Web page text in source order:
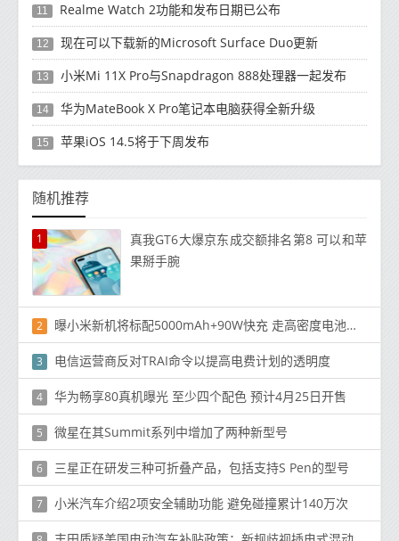
11 Realme Watch 2功能和发布日期已公布
12 现在可以下载新的Microsoft Surface Duo更新
13 小米Mi 11X Pro与Snapdragon 888处理器一起发布
14 华为MateBook X Pro笔记本电脑获得全新升级
15 苹果iOS 14.5将于下周发布
随机推荐
1
真我GT6大爆京东成交额排名第8 可以和苹
果掰手腕
2 曝小米新机将标配5000mAh+90W快充 走高密度电池路线
3 电信运营商反对TRAI命令以提高电费计划的透明度
4 华为畅享80真机曝光 至少四个配色 预计4月25日开售
5 微星在其Summit系列中增加了两种新型号
6 三星正在研发三种可折叠产品，包括支持S Pen的型号
7 小米汽车介绍2项安全辅助功能 避免碰撞累计140万次